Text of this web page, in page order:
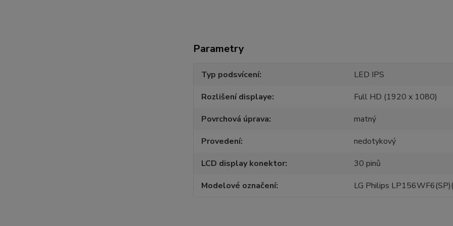
Parametry
Typ podsvícení
LED IPS
Rozlišení displaye
Full HD (1920 x 1080)
Povrchová úprava
matný
Provedení
nedotykový
LCD display konektor
30 pinů
Modelové označení
LG Philips